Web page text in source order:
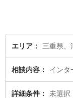
エリア 三重県、
相談内容 インタ
詳細条件 未選択